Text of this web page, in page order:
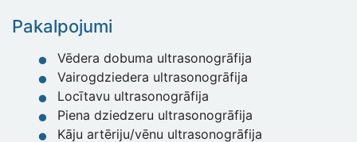
Pakalpojumi
Vēdera dobuma ultrasonogrāfija
Vairogdziedera ultrasonogrāfija
Locītavu ultrasonogrāfija
Piena dziedzeru ultrasonogrāfija
Kāju artēriju/vēnu ultrasonogrāfija